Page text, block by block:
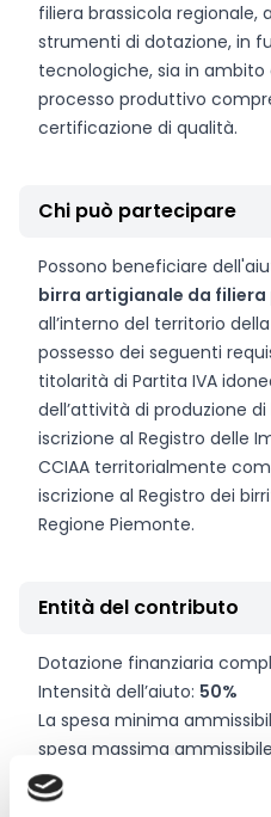
filiera brassicola regionale,
strumenti di dotazione, in
tecnologiche, sia in ambito
processo produttivo
certificazione di qualità.
Chi può partecipare
Possono beneficiare
birra artigianale da filiera
all’interno del territorio
possesso dei seguenti
titolarità di Partita IVA
dell’attività di produzione
iscrizione al Registro delle
CCIAA territorialmente
iscrizione al Registro dei
Regione Piemonte.
Entità del contributo
Dotazione finanziaria
Intensità dell’aiuto: 50%
La spesa minima
spesa massima